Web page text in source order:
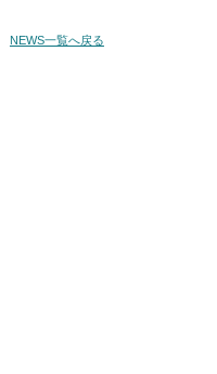
NEWS一覧へ戻る